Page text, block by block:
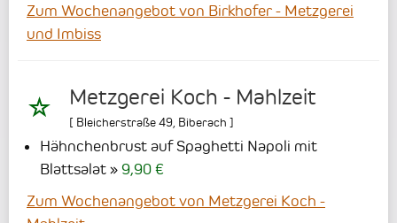
Zum Wochenangebot von Birkhofer - Metzgerei
und Imbiss
Metzgerei Koch - Mahlzeit
[ Bleicherstraße 49 Biberach ]
Hähnchenbrust auf Spaghetti Napoli mit
Blattsalat
9,90 €
Zum Wochenangebot von Metzgerei Koch -